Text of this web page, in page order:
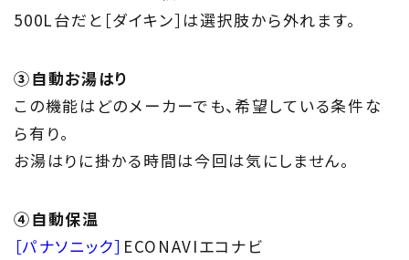
500L台だと［ダイキン］は選択肢から外れます。
③自動お湯はり
この機能はどのメーカーでも、希望している条件な
ら有り。
お湯はりに掛かる時間は今回は気にしません。
④自動保温
［パナソニック］ ECONAVIエコナビ